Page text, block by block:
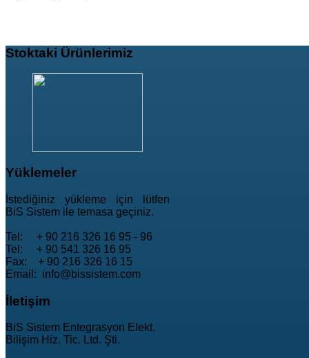
Stoktaki Ürünlerimiz
Yüklemeler
İstediğiniz yükleme için lütfen
BiS Sistem ile temasa geçiniz.
Tel: + 90 216 326 16 95 - 96
Tel: + 90 541 326 16 95
Fax: + 90 216 326 16 15
Email: info@bissistem.com
İletişim
BiS Sistem Entegrasyon Elekt.
Bilişim Hiz. Tic. Ltd. Şti.